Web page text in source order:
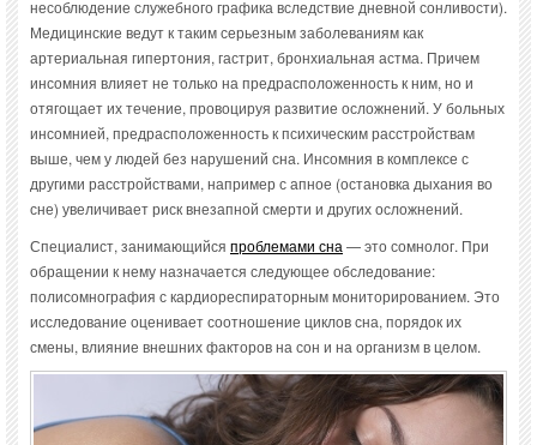
несоблюдение служебного графика вследствие дневной сонливости).
Медицинские ведут к таким серьезным заболеваниям как
артериальная гипертония, гастрит, бронхиальная астма. Причем
инсомния влияет не только на предрасположенность к ним, но и
отягощает их течение, провоцируя развитие осложнений. У больных
инсомнией, предрасположенность к психическим расстройствам
выше, чем у людей без нарушений сна. Инсомния в комплексе с
другими расстройствами, например с апное (остановка дыхания во
сне) увеличивает риск внезапной смерти и других осложнений.
Специалист, занимающийся проблемами сна — это сомнолог. При
обращении к нему назначается следующее обследование:
полисомнография с кардиореспираторным мониторированием. Это
исследование оценивает соотношение циклов сна, порядок их
смены, влияние внешних факторов на сон и на организм в целом.